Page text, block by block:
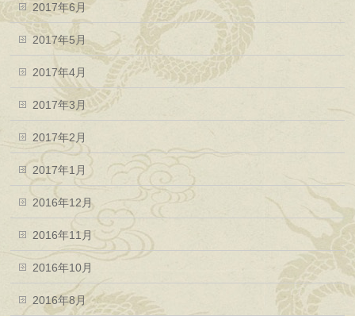
2017年6月
2017年5月
2017年4月
2017年3月
2017年2月
2017年1月
2016年12月
2016年11月
2016年10月
2016年8月